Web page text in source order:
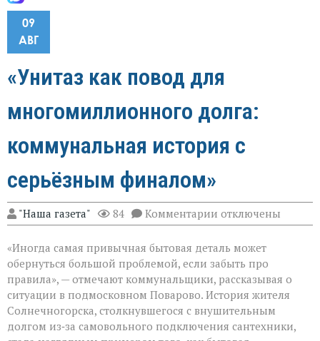
09
АВГ
«Унитаз как повод для
многомиллионного долга:
коммунальная история с
серьёзным финалом»
"Наша газета" 84 Комментарии к
записи
как
повод
долга:
коммунальная
история
с
отключены
«Иногда самая привычная бытовая деталь может
обернуться большой проблемой, если забыть про
правила», — отмечают коммунальщики, рассказывая о
ситуации в подмосковном Поварово. История жителя
Солнечногорска, столкнувшегося с внушительным
долгом из‑за самовольного подключения сантехники,